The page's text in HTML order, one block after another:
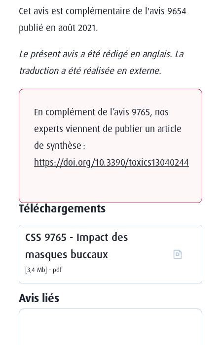
Cet avis est complémentaire de l'avis 9654
publié en août 2021.
Le présent avis a été rédigé en anglais. La
traduction a été réalisée en externe.
En complément de l’avis 9765, nos
experts viennent de publier un article
de synthèse :
https://doi.org/10.3390/toxics13040244
Téléchargements
CSS 9765 - Impact des
masques buccaux
3,4 Mb pdf
Avis liés